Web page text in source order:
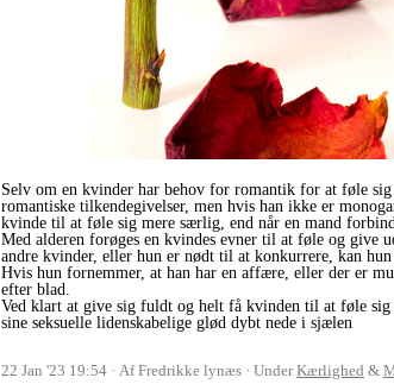
Selv om en kvinder har behov for romantik for at føle
romantiske tilkendegivelser, men hvis han ikke er
kvinde til at føle sig mere særlig, end når en mand
Med alderen forøges en kvindes evner til at føle og give
andre kvinder, eller hun er nødt til at konkurrere, kan
Hvis hun fornemmer, at han har en affære, eller der er
efter blad.
Ved klart at give sig fuldt og helt få kvinden til at føle
sine seksuelle lidenskabelige glød dybt nede i sjælen
22 Jan '23 19:54 Af Fredrikke lynæs UnderKærlighed &